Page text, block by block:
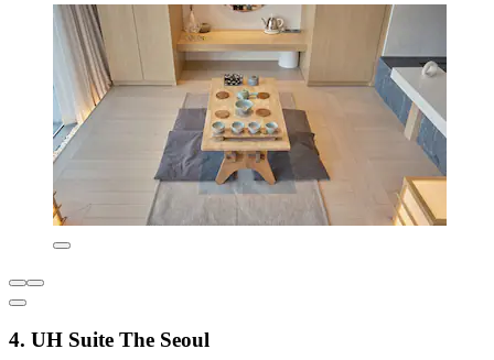
4. UH Suite The Seoul